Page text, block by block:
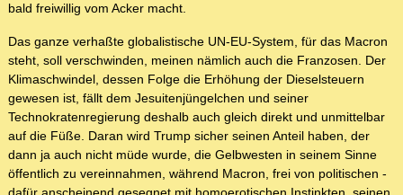
bald freiwillig vom Acker macht.
Das ganze verhaßte globalistische UN-EU-System, für das Macron
steht, soll verschwinden, meinen nämlich auch die Franzosen. Der
Klimaschwindel, dessen Folge die Erhöhung der Dieselsteuern
gewesen ist, fällt dem Jesuitenjüngelchen und seiner
Technokratenregierung deshalb auch gleich direkt und unmittelbar
auf die Füße. Daran wird Trump sicher seinen Anteil haben, der
dann ja auch nicht müde wurde, die Gelbwesten in seinem Sinne
öffentlich zu vereinnahmen, während Macron, frei von politischen -